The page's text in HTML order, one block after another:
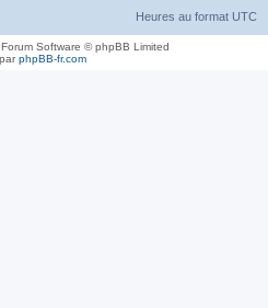
Heures au format UTC
Software © phpBB Limited
phpBB-fr.com